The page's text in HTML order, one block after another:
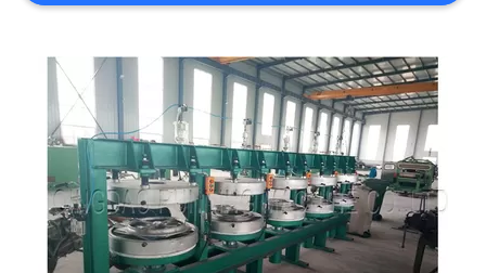
PRIVACY
POLICY